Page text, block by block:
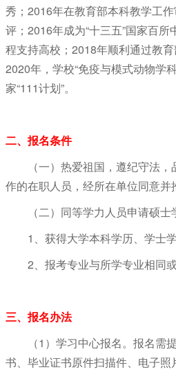
秀；2016年在教育部本科教学工
评；2016年成为“十三五”国家百
程支持高校；2018年顺利通过教育
2020年，学校“免疫与模式动物学
家“111计划”。
二、报名条件
（一）热爱祖国，遵纪守法，
作的在职人员，经所在单位同意并
（二）同等学力人员申请硕士
1、获得大学本科学历、学士学
2、报考专业与所学专业相同或
三、报名办法
（1）学习中心报名。报名需
书、毕业证书原件扫描件、电子